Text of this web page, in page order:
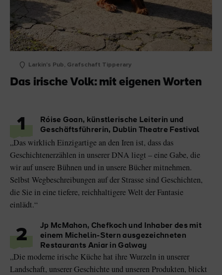
Larkin's Pub, Grafschaft Tipperary
Das irische Volk: mit eigenen Worten
1
Róise Goan, künstlerische Leiterin und
Geschäftsführerin, Dublin Theatre Festival
„Das wirklich Einzigartige an den Iren ist, dass das
Geschichtenerzählen in unserer DNA liegt – eine Gabe, die
wir auf unsere Bühnen und in unsere Bücher mitnehmen.
Selbst Wegbeschreibungen auf der Strasse sind Geschichten,
die Sie in eine tiefere, reichhaltigere Welt der Fantasie
einlädt.“
2
Jp McMahon, Chefkoch und Inhaber des mit
einem Michelin-Stern ausgezeichneten
Restaurants Aniar in Galway
„Die moderne irische Küche hat ihre Wurzeln in unserer
Landschaft, unserer Geschichte und unseren Produkten, blickt